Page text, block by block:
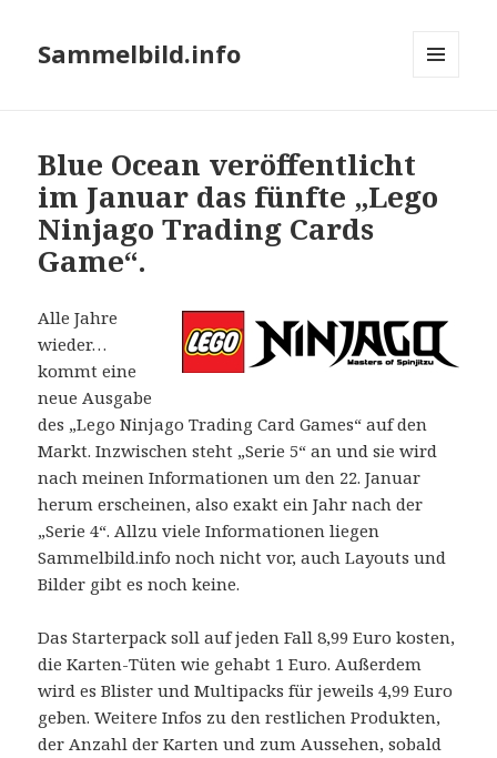
Sammelbild.info
Blue Ocean veröffentlicht
im Januar das fünfte „Lego
Ninjago Trading Cards
Game“.
Alle Jahre
wieder…
kommt eine
neue Ausgabe
des „Lego Ninjago Trading Card Games“ auf den
Markt. Inzwischen steht „Serie 5“ an und sie wird
nach meinen Informationen um den 22. Januar
herum erscheinen, also exakt ein Jahr nach der
„Serie 4“. Allzu viele Informationen liegen
Sammelbild.info noch nicht vor, auch Layouts und
Bilder gibt es noch keine.
Das Starterpack soll auf jeden Fall 8,99 Euro kosten,
die Karten-Tüten wie gehabt 1 Euro. Außerdem
wird es Blister und Multipacks für jeweils 4,99 Euro
geben. Weitere Infos zu den restlichen Produkten,
der Anzahl der Karten und zum Aussehen, sobald